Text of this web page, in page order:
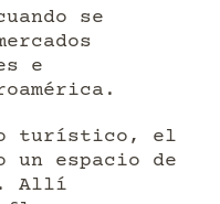
se
e
turístico, el
un espacio de
Allí